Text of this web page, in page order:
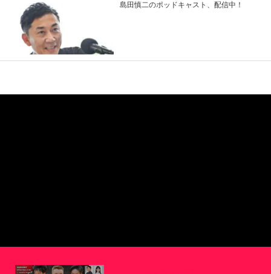
島田慎二のポッドキャスト、配信中！